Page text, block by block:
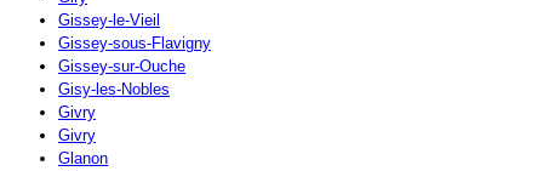
Gissey-le-Vieil
Gissey-sous-Flavigny
Gissey-sur-Ouche
Gisy-les-Nobles
Givry
Givry
Glanon